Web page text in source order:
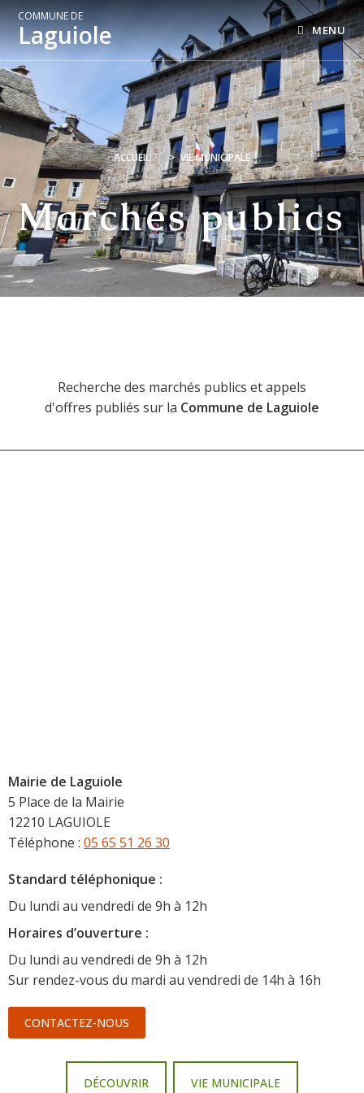
COMMUNE DE
Laguiole MENU
ACCUEIL > VIE MUNICIPALE
Marchés publics
Recherche des marchés publics et appels
d'offres publiés sur la Commune de Laguiole
Mairie de Laguiole
5 Place de la Mairie
12210 LAGUIOLE
Téléphone : 05 65 51 26 30
Standard téléphonique :
Du lundi au vendredi de 9h à 12h
Horaires d’ouverture :
Du lundi au vendredi de 9h à 12h
Sur rendez-vous du mardi au vendredi de 14h à 16h
CONTACTEZ-NOUS
DÉCOUVRIR VIE MUNICIPALE